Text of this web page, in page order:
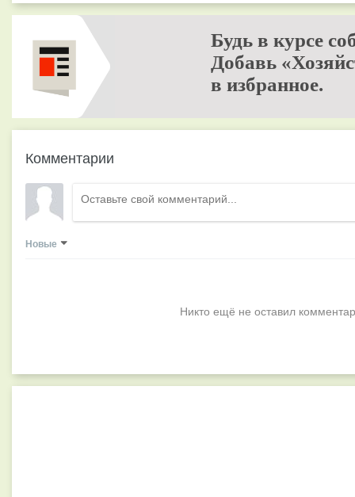
Будь в курсе
Добавь
в избранное.
Комментарии
Новые
Никто ещё не оставил